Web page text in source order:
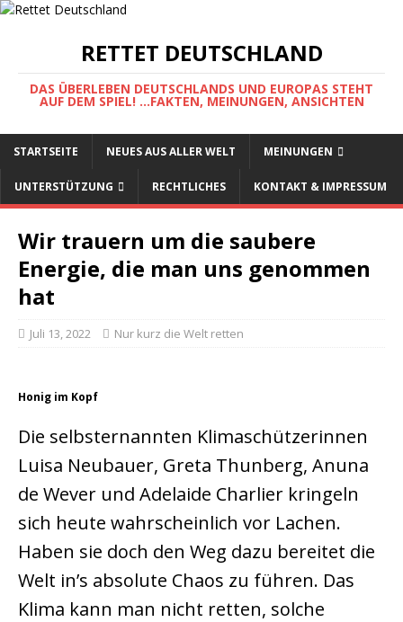
RETTET DEUTSCHLAND
DAS ÜBERLEBEN DEUTSCHLANDS UND EUROPAS STEHT
AUF DEM SPIEL! ...FAKTEN, MEINUNGEN, ANSICHTEN
STARTSEITE NEUES AUS ALLER WELT MEINUNGEN
UNTERSTÜTZUNG RECHTLICHES KONTAKT & IMPRESSUM
Wir trauern um die saubere
Energie, die man uns genommen
hat
Juli 13, 2022 Nur kurz die Welt retten
Honig im Kopf
Die selbsternannten Klimaschützerinnen
Luisa Neubauer, Greta Thunberg, Anuna
de Wever und Adelaide Charlier kringeln
sich heute wahrscheinlich vor Lachen.
Haben sie doch den Weg dazu bereitet die
Welt in’s absolute Chaos zu führen. Das
Klima kann man nicht retten, solche